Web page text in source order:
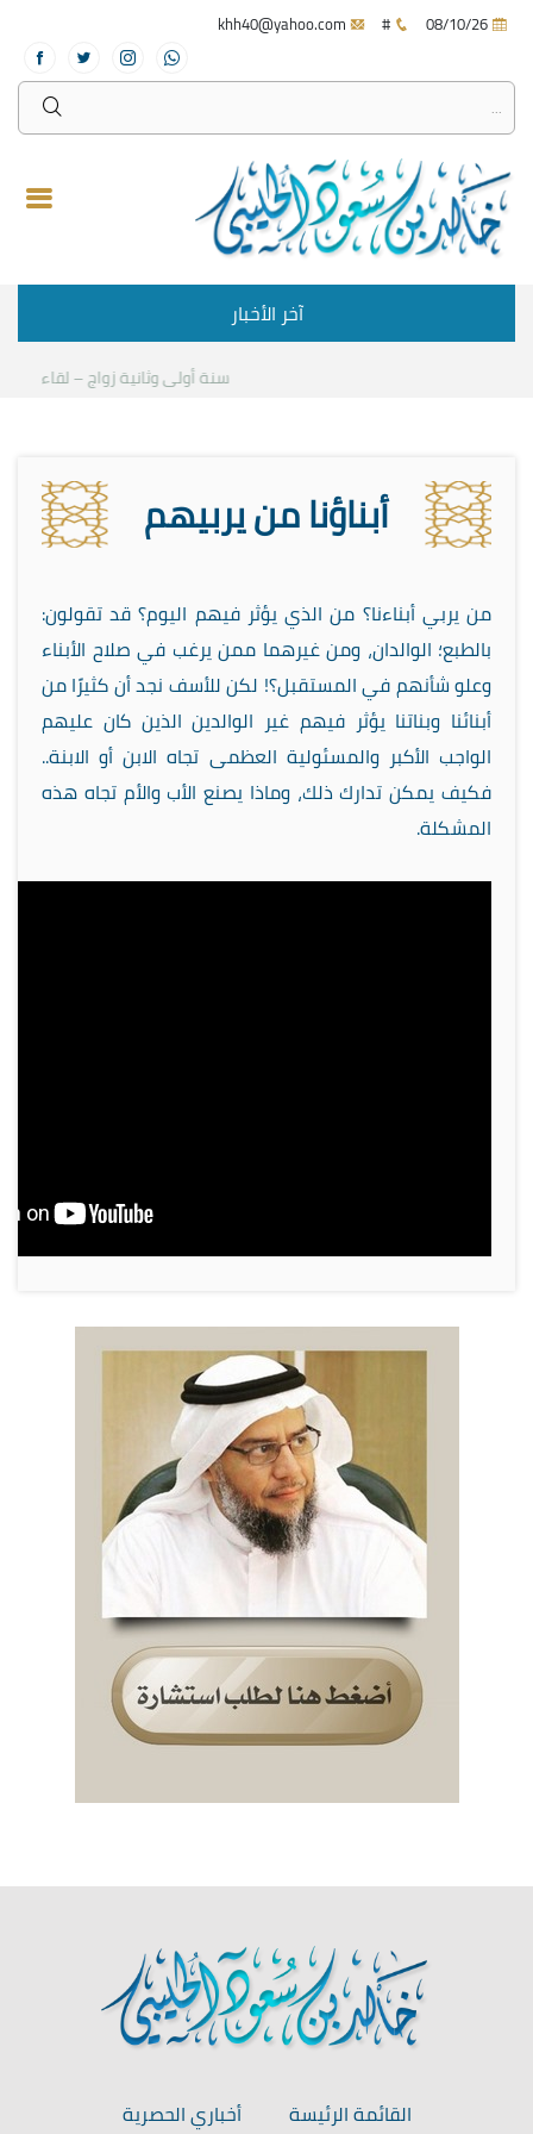
#
آخر الأخبار
سنة أولى وثانية زواج – لقاء مع
أبناؤنا من يربيهم
من يربي أبناءنا؟ من الذي يؤثر فيهم اليوم؟ قد تقولون:
بالطبع؛ الوالدان، ومن غيرهما ممن يرغب في صلاح الأبناء
وعلو شأنهم في المستقبل؟! لكن للأسف نجد أن كثيرًا من
أبنائنا وبناتنا يؤثر فيهم غير الوالدين الذين كان عليهم
الواجب الأكبر والمسئولية العظمى تجاه الابن أو الابنة..
فكيف يمكن تدارك ذلك، وماذا يصنع الأب والأم تجاه هذه
المشكلة.
القائمة الرئيسة
أخباري الحصرية